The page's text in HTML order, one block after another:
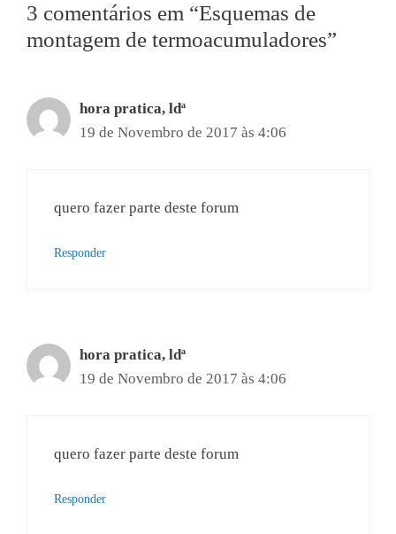
3 comentários em “Esquemas de
montagem de termoacumuladores”
hora pratica, ldª
19 de Novembro de 2017 às 4:06
quero fazer parte deste forum
Responder
hora pratica, ldª
19 de Novembro de 2017 às 4:06
quero fazer parte deste forum
Responder